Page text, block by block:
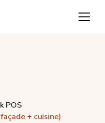
POS
+ cuisine)